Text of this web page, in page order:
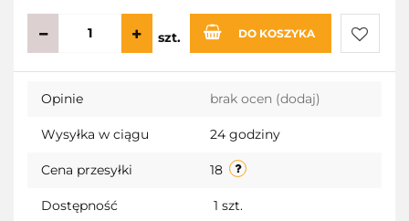
szt. DO KOSZYKA
Do
Opinie brak ocen (dodaj)
Wysyłka w ciągu 24 godziny
Cena przesyłki 18
Dostępność 1 szt.